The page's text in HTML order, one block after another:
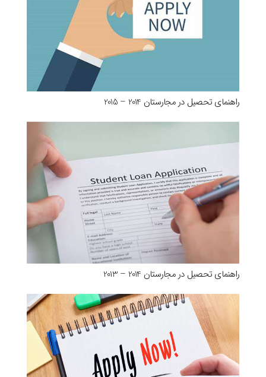
راهنمای تحصیل در مجارستان 2014 – 2015
راهنمای تحصیل در مجارستان 2014 – 2013